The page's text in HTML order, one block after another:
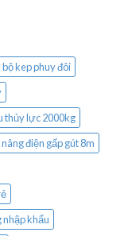
bộ kep phuy đôi
thủy lực 2000kg
điện gấp gút 8m
nhập khẩu